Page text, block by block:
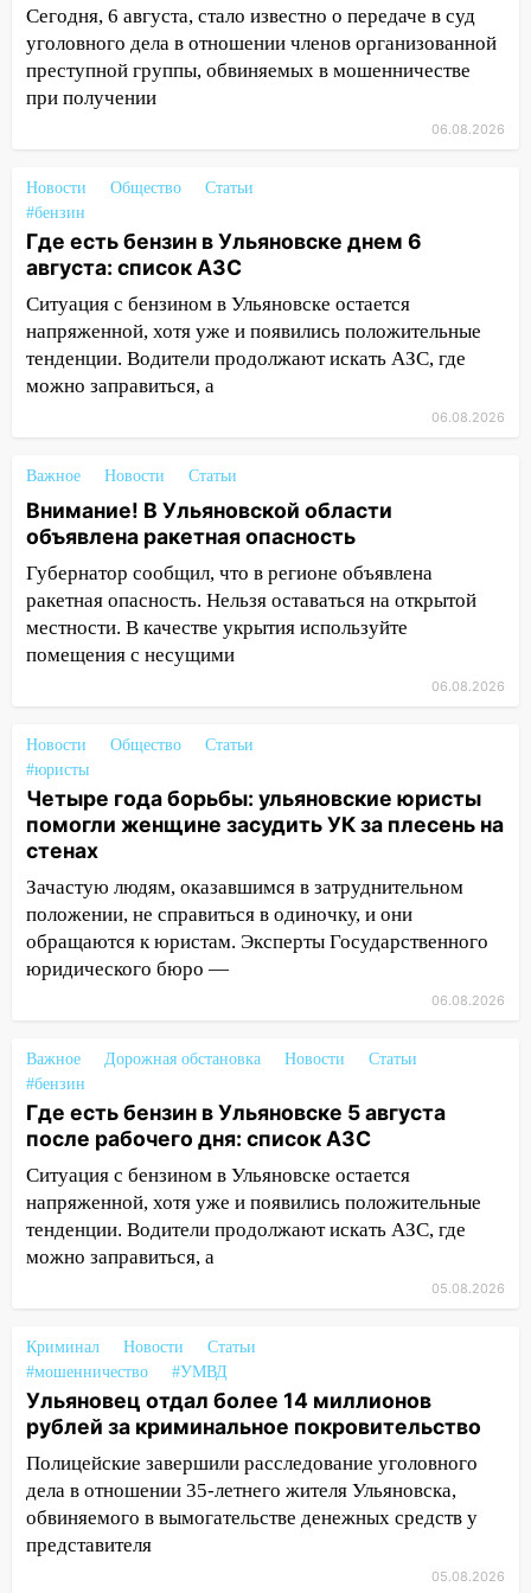
14:23 67% ульяновцев готовы
передумать увольняться, если им
повысят зарплату
Инсценировали ДТП и получили
судом предстанет банда
автоподставщиков
13:36 В Инзе произошел крупный пожар
13:00
мужчины, которого необоснованно
обвиняли в жестоком обращении с
животными
провернул хитрую схему с чужими
проездными
12:10 Ульяновский алиментщик накопил
120 тысяч долга
11:49 Снят режим «Ракетная
опасность» на территории Ульяновской
области
Кабмин РФ разрешил до 1 июля
бензина Евро 2, Евро 3, Евро 4
11:12 Соцсети: на Рябикова автомобиль
врезался в забор
10:27
днем 6 августа: список АЗС
10:16 Внимание! В Ульяновской области
объявлена ракетная опасность
В Старомайнском районе утонул
09:50
В Ульяновске черный коршун
застрял в тепловозе
09:44 Ульяновские спасатели помогли
юному велосипедисту на улице
Чернышевского
08:21 В Заволжском районе украли два
велосипеда
тридцатиградусная жара: какая будет
погода в четверг
06:00 Четыре года борьбы: ульяновские
юристы помогли женщине засудить УК
за плесень на стенах
05:00 Кому 6 августа звезды сулят
прибыль, а кому — испытания на
прочность
Сегодня, 6 августа, стало известно о передаче в суд
уголовного дела в отношении членов организованной
преступной группы, обвиняемых в мошенничестве
при получении
06.08.2026
Новости Общество
Статьи
#бензин
Где есть бензин в Ульяновске днем 6
августа: список АЗС
Ситуация с бензином в Ульяновске остается
напряженной, хотя уже и появились положительные
тенденции. Водители продолжают искать АЗС, где
можно заправиться, а
06.08.2026
Важное Новости Статьи
Внимание! В Ульяновской области
объявлена ракетная опасность
Губернатор сообщил, что в регионе объявлена
ракетная опасность. Нельзя оставаться на открытой
местности. В качестве укрытия используйте
помещения с несущими
06.08.2026
Новости Общество
Статьи
#юристы
Четыре года борьбы: ульяновские юристы
помогли женщине засудить УК за плесень на
стенах
Зачастую людям, оказавшимся в затруднительном
положении, не справиться в одиночку, и они
обращаются к юристам. Эксперты Государственного
юридического бюро —
06.08.2026
Важное Дорожная обстановка Новости
Статьи
#бензин
Где есть бензин в Ульяновске 5 августа
после рабочего дня: список АЗС
Ситуация с бензином в Ульяновске остается
напряженной, хотя уже и появились положительные
тенденции. Водители продолжают искать АЗС, где
можно заправиться, а
05.08.2026
Криминал Новости
Статьи
#мошенничество
#УМВД
Ульяновец отдал более 14 миллионов
рублей за криминальное покровительство
Полицейские завершили расследование уголовного
дела в отношении 35-летнего жителя Ульяновска,
обвиняемого в вымогательстве денежных средств у
представителя
05.08.2026